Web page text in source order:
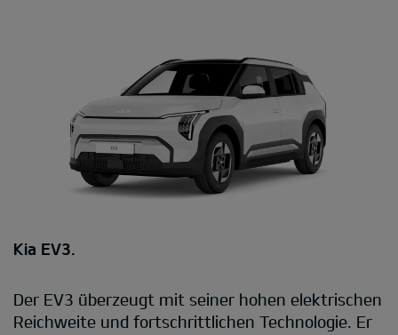
Kia EV3.
Der EV3 überzeugt mit seiner hohen elektrischen
Reichweite und fortschrittlichen Technologie. Er